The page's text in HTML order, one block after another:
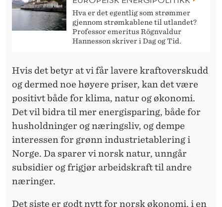
Hva er det egentlig som strømmer
gjennom strømkablene til utlandet?
Professor emeritus Rögnvaldur
Hannesson skriver i Dag og Tid.
Hvis det betyr at vi får lavere kraftoverskudd
og dermed noe høyere priser, kan det være
positivt både for klima, natur og økonomi.
Det vil bidra til mer energisparing, både for
husholdninger og næringsliv, og dempe
interessen for grønn industrietablering i
Norge. Da sparer vi norsk natur, unngår
subsidier og frigjør arbeidskraft til andre
næringer.
Det siste er godt nytt for norsk økonomi, i en